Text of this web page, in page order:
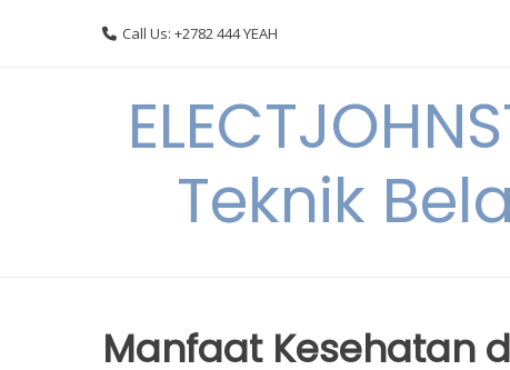
Call Us: +2782 444 YEAH
Teknik
Manfaat Kesehatan